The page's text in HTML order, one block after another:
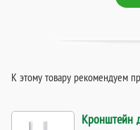
К этому товару рекомендуем
Кронштейн